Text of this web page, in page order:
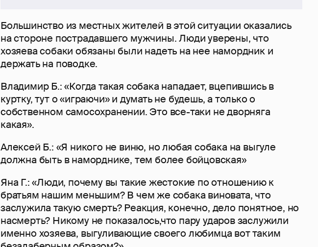
Большинство из местных жителей в этой ситуации оказались
на стороне пострадавшего мужчины. Люди уверены, что
хозяева собаки обязаны были надеть на нее намордник и
держать на поводке.
Владимир Б.: «Когда такая собака нападает, вцепившись в
куртку, тут о «играючи» и думать не будешь, а только о
собственном самосохранении. Это все-таки не дворняга
какая».
Алексей Б.: «Я никого не виню, но любая собака на выгуле
должна быть в наморднике, тем более бойцовская»
Яна Г.: «Люди, почему вы такие жестокие по отношению к
братьям нашим меньшим? В чем же собака виновата, что
заслужила такую смерть? Реакция, конечно, дело понятное, но
насмерть? Никому не показалось,что пару ударов заслужили
именно хозяева, выгуливающие своего любимца вот таким